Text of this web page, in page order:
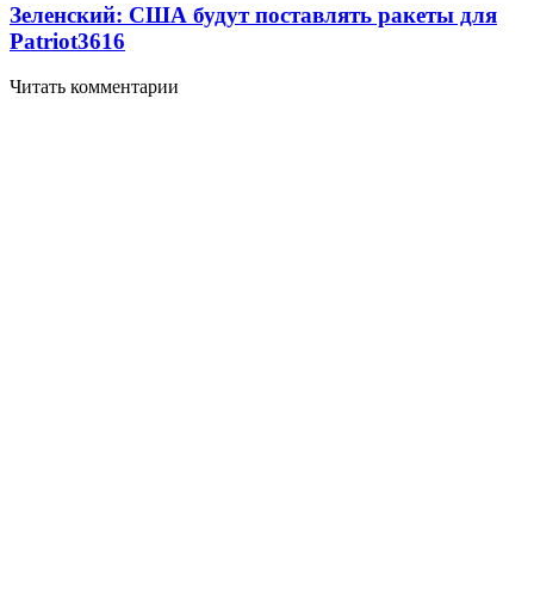
Зеленский: США будут поставлять ракеты для
Patriot3616
Читать комментарии